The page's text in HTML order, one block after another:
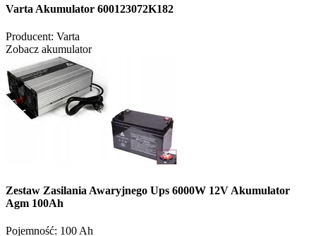
Varta Akumulator 600123072K182
Producent: Varta
Zobacz akumulator
Zestaw Zasilania Awaryjnego Ups 6000W 12V Akumulator
Agm 100Ah
Pojemność: 100 Ah